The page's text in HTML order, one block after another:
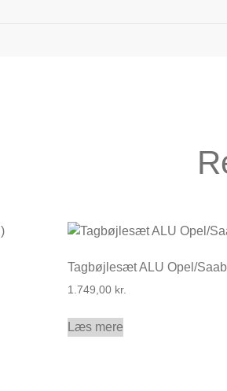
Tagbøjlesæt ALU Opel/Saab
1.749,00 kr.
Læs mere